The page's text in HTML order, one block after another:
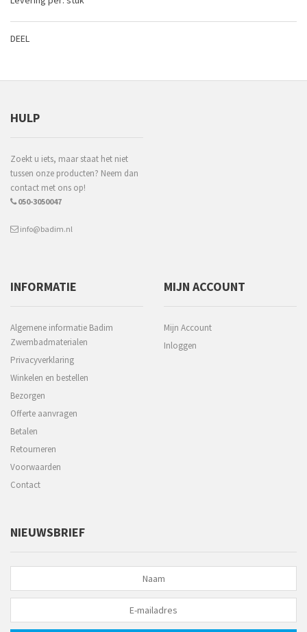
DEEL
HULP
Zoekt u iets, maar staat het niet
tussen onze producten? Neem dan
contact met ons op!
050-3050047
info@badim.nl
INFORMATIE
Algemene informatie Badim
Zwembadmaterialen
Privacyverklaring
Winkelen en bestellen
Bezorgen
Offerte aanvragen
Betalen
Retourneren
Voorwaarden
Contact
MIJN ACCOUNT
Mijn Account
Inloggen
NIEUWSBRIEF